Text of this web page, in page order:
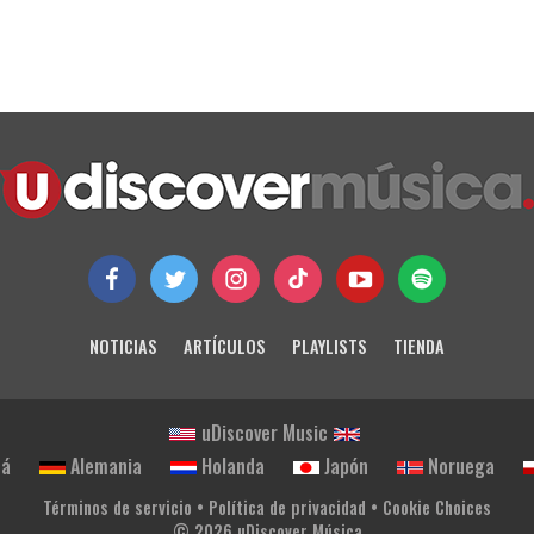
NOTICIAS ARTÍCULOS PLAYLISTS TIENDA
uDiscover Music
Alemania Holanda Japón Noruega
Términos de servicio • Política de privacidad • Cookie Choices